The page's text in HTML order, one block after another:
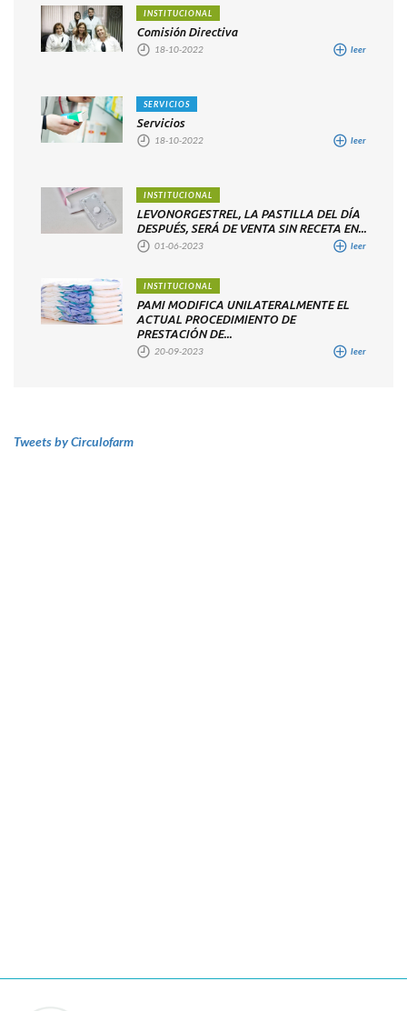
INSTITUCIONAL
Comisión Directiva
18-10-2022 leer
SERVICIOS
Servicios
18-10-2022 leer
INSTITUCIONAL
LEVONORGESTREL, LA PASTILLA DEL DÍA
DESPUÉS, SERÁ DE VENTA SIN RECETA EN...
01-06-2023 leer
INSTITUCIONAL
PAMI MODIFICA UNILATERALMENTE EL
ACTUAL PROCEDIMIENTO DE
PRESTACIÓN DE...
20-09-2023 leer
Tweets by Circulofarm